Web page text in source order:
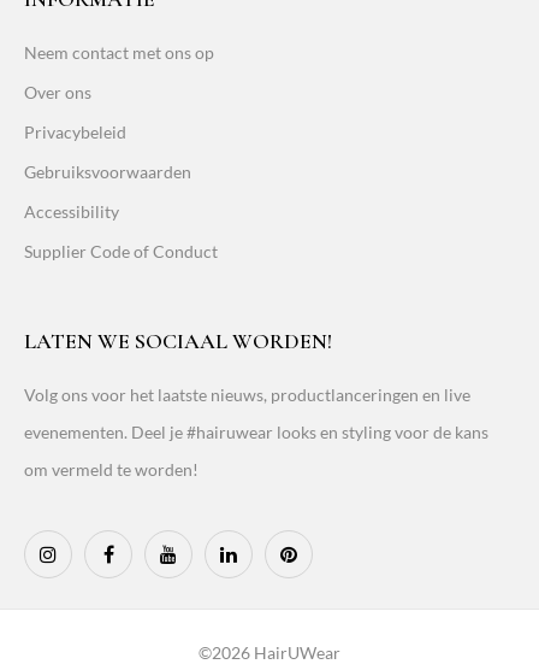
Neem contact met ons op
Over ons
Privacybeleid
Gebruiksvoorwaarden
Accessibility
Supplier Code of Conduct
LATEN WE SOCIAAL WORDEN!
Volg ons voor het laatste nieuws, productlanceringen en live
evenementen. Deel je #hairuwear looks en styling voor de kans
om vermeld te worden!
©2026 HairUWear